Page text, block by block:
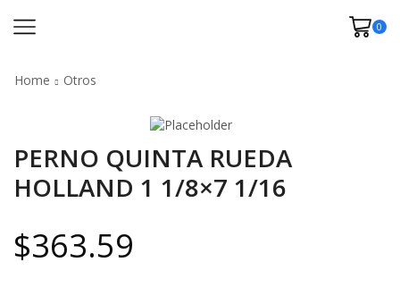
0
Home Otros
PERNO QUINTA RUEDA
HOLLAND 1 1/8×7 1/16
$363.59